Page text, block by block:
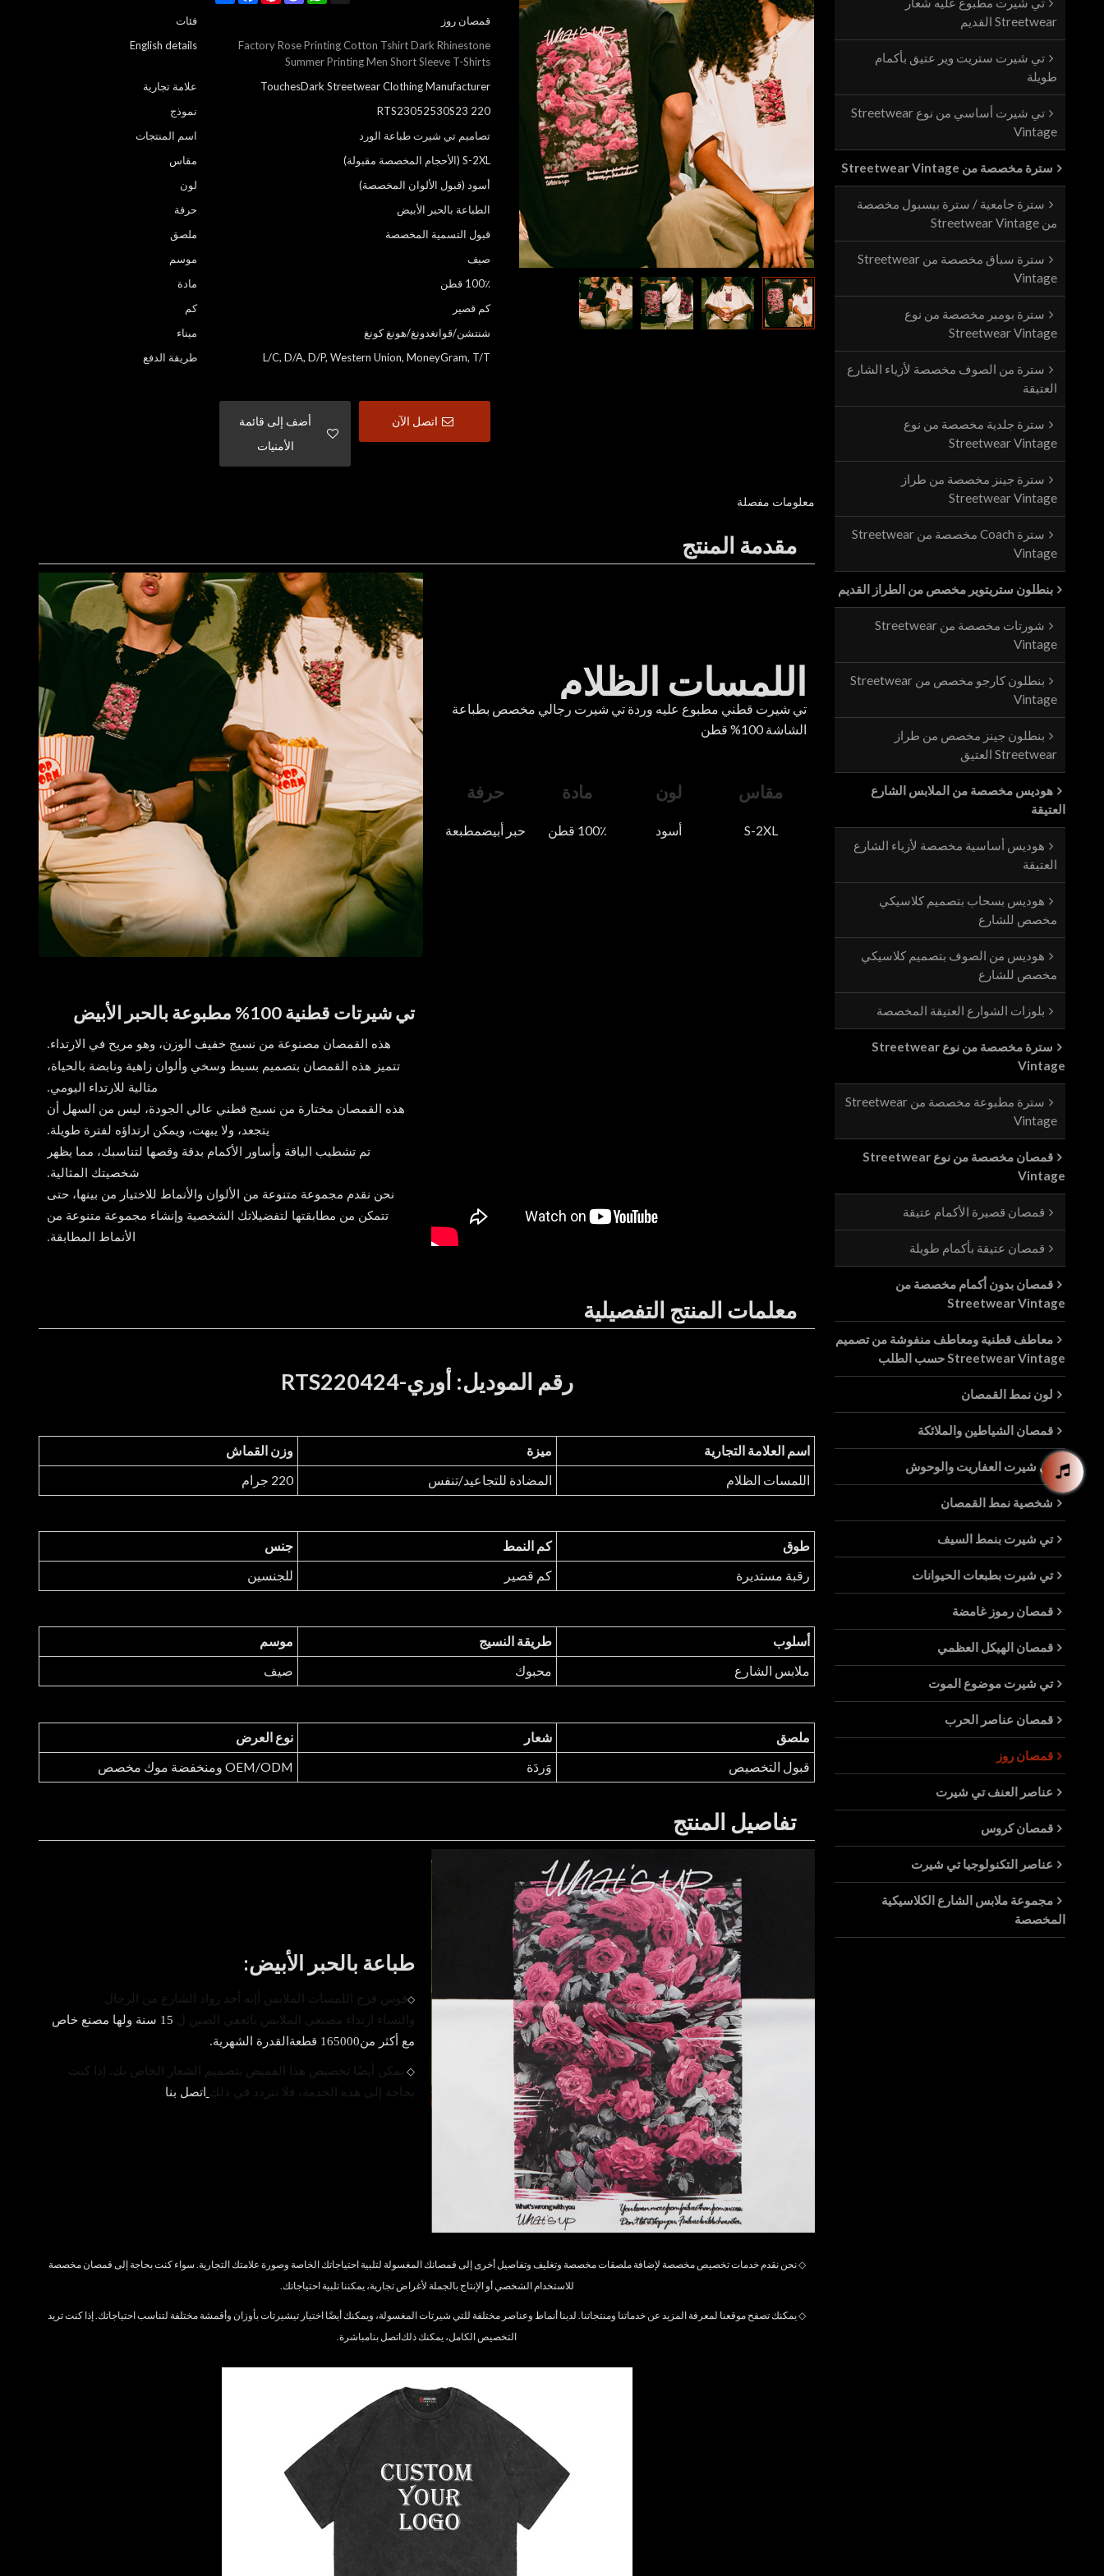
فئات
قمصان روز
English details
Factory Rose Printing Cotton Tshirt Dark Rhinestone
Summer Printing Men Short Sleeve T-Shirts
علامة تجارية
TouchesDark Streetwear Clothing Manufacturer
نموذج
RTS23052530S23 220
اسم المنتجات
تصاميم تي شيرت طباعة الورد
مقاس
S-2XL (الأحجام المخصصة مقبولة)
لون
أسود (قبول الألوان المخصصة)
حرفة
الطباعة بالحبر الأبيض
ملصق
قبول التسمية المخصصة
موسم
صيف
مادة
100٪ قطن
كم
كم قصير
ميناء
شنتشن/قوانغدونغ/هونغ كونغ
طريقة الدفع
L/C, D/A, D/P, Western Union, MoneyGram, T/T
اتصل الآن
أضف إلى قائمة
الأمنيات
معلومات مفصلة
مقدمة المنتج
اللمسات الظلام
تي شيرت قطني مطبوع عليه وردة تي شيرت رجالي مخصص بطباعة
الشاشة 100% قطن
مقاس
S-2XL
لون
أسود
مادة
100٪ قطن
حرفة
حبر أبيضمطبعة
تي شيرتات قطنية 100% مطبوعة بالحبر الأبيض
هذه القمصان مصنوعة من نسيج خفيف الوزن، وهو مريح في الارتداء.
تتميز هذه القمصان بتصميم بسيط وسخي وألوان زاهية ونابضة بالحياة،
مثالية للارتداء اليومي.
هذه القمصان مختارة من نسيج قطني عالي الجودة، ليس من السهل أن
يتجعد، ولا يبهت، ويمكن ارتداؤه لفترة طويلة.
تم تشطيب الياقة وأساور الأكمام بدقة وقصها لتناسبك، مما يظهر
شخصيتك المثالية.
نحن نقدم مجموعة متنوعة من الألوان والأنماط للاختيار من بينها، حتى
تتمكن من مطابقتها لتفضيلاتك الشخصية وإنشاء مجموعة متنوعة من
الأنماط المطابقة.
معلمات المنتج التفصيلية
رقم الموديل: أوري-RTS220424
اسم العلامة التجارية ميزة
وزن القماش
اللمسات الظلام
المضادة للتجاعيد/تنفس 220 جرام
طوق كم النمط
جنس
رقبة مستديرة
كم قصير للجنسين
أسلوب طريقة النسيج
موسم
ملابس الشارع
محبوك صيف
ملصق شعار
نوع العرض
قبول التخصيص
وَردَة OEM/ODM ومنخفضة موك مخصص
تفاصيل المنتج
طباعة بالحبر الأبيض:
◇قوس قزح اللمسات الملابس
إنه أحد رواد الشارع من الرجال
والنساء
ارتداء مصنعي الملابس بائع في الصين ل 15 سنة
ولها مصنع خاص
مع أكثر من165000 قطعة القدرة الشهرية.
◇ يمكن أيضًا تخصيص هذا القميص بتصميم الشعار الخاص بك. إذا كنت
بحاجة إلى هذه الخدمة، فلا تتردد في ذلك اتصل بنا
◇نحن نقدم خدمات تخصيص مخصصة لإضافة ملصقات مخصصة وتغليف وتفاصيل أخرى إلى قمصانك المغسولة لتلبية احتياجاتك الخاصة وصورة علامتك التجارية. سواء كنت بحاجة إلى قمصان مخصصة
للاستخدام الشخصي أو الإنتاج بالجملة لأغراض تجارية، يمكننا تلبية احتياجاتك.
◇يمكنك تصفح موقعنا لمعرفة المزيد عن خدماتنا ومنتجاتنا. لدينا أنماط وعناصر مختلفة للتي شيرتات المغسولة، ويمكنك أيضًا اختيار تيشيرتات بأوزان وأقمشة مختلفة لتناسب احتياجاتك. إذا كنت تريد
التخصيص الكامل، يمكنك ذلكاتصل بنامباشرة.
Streetwear القديم
تي شيرت ستريت وير عتيق بأكمام
طويلة
تي شيرت أساسي من نوع Streetwear
Vintage
سترة مخصصة من Streetwear Vintage
سترة جامعية / سترة بيسبول مخصصة
من Streetwear Vintage
سترة سباق مخصصة من Streetwear
Vintage
سترة بومبر مخصصة من نوع
Streetwear Vintage
سترة من الصوف مخصصة لأزياء الشارع
العتيقة
سترة جلدية مخصصة من نوع
Streetwear Vintage
سترة جينز مخصصة من طراز
Streetwear Vintage
سترة Coach مخصصة من Streetwear
Vintage
بنطلون ستريتوير مخصص من الطراز القديم
شورتات مخصصة من Streetwear
Vintage
بنطلون كارجو مخصص من Streetwear
Vintage
بنطلون جينز مخصص من طراز
Streetwear العتيق
هوديس مخصصة من الملابس الشارع
العتيقة
هوديس أساسية مخصصة لأزياء الشارع
العتيقة
هوديس بسحاب بتصميم كلاسيكي
مخصص للشارع
هوديس من الصوف بتصميم كلاسيكي
مخصص للشارع
بلوزات الشوارع العتيقة المخصصة
سترة مخصصة من نوع Streetwear
Vintage
سترة مطبوعة مخصصة من Streetwear
Vintage
قمصان مخصصة من نوع Streetwear
Vintage
قمصان قصيرة الأكمام عتيقة
قمصان عتيقة بأكمام طويلة
قمصان بدون أكمام مخصصة من
Streetwear Vintage
معاطف قطنية ومعاطف منفوشة من تصميم
Streetwear Vintage حسب الطلب
لون نمط القمصان
قمصان الشياطين والملائكة
تي شيرت العفاريت والوحوش
شخصية نمط القمصان
تي شيرت بنمط السيف
تي شيرت بطبعات الحيوانات
قمصان رموز غامضة
قمصان الهيكل العظمي
تي شيرت موضوع الموت
قمصان عناصر الحرب
قمصان روز
عناصر العنف تي شيرت
قمصان كروس
عناصر التكنولوجيا تي شيرت
مجموعة ملابس الشارع الكلاسيكية
المخصصة